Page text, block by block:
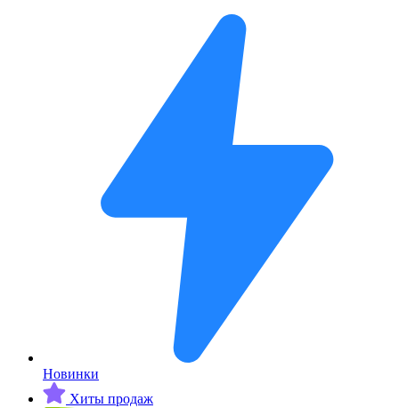
Новинки
Хиты продаж